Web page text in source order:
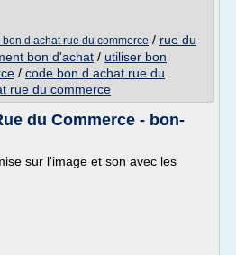
d achat rue du commerce / rue du
bon d'achat / utiliser bon
/ code bon d achat rue du
rue du commerce
du Commerce - bon-
sur l'image et son avec les